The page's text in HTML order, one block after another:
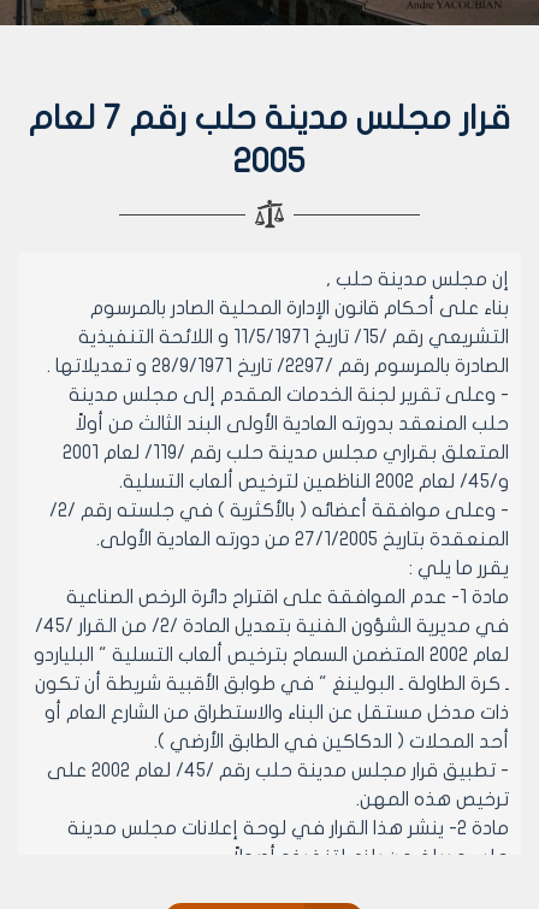
قرار مجلس مدينة حلب رقم 7 لعام
2005
إن مجلس مدينة حلب ,
بناء على أحكام قانون الإدارة المحلية الصادر بالمرسوم
التشريعي رقم /15/ تاريخ 11/5/1971 و اللائحة التنفيذية
الصادرة بالمرسوم رقم /2297/ تاريخ 28/9/1971 و تعديلاتها .
- وعلى تقرير لجنة الخدمات المقدم إلى مجلس مدينة
حلب المنعقد بدورته العادية الأولى البند الثالث من أولاً
المتعلق بقراري مجلس مدينة حلب رقم /119/ لعام 2001
و/45/ لعام 2002 الناظمين لترخيص ألعاب التسلية.
- وعلى موافقة أعضائه ( بالأكثرية ) في جلسته رقم /2/
المنعقدة بتاريخ 27/1/2005 من دورته العادية الأولى.
يقرر ما يلي :
مادة 1- عدم الموافقة على اقتراح دائرة الرخص الصناعية
في مديرية الشؤون الفنية بتعديل المادة /2/ من القرار /45/
لعام 2002 المتضمن السماح بترخيص ألعاب التسلية " البلياردو
ـ كرة الطاولة ـ البولينغ " في طوابق الأقبية شريطة أن تكون
ذات مدخل مستقل عن البناء والاستطراق من الشارع العام أو
أحد المحلات ( الدكاكين في الطابق الأرضي ).
- تطبيق قرار مجلس مدينة حلب رقم /45/ لعام 2002 على
ترخيص هذه المهن.
مادة 2- ينشر هذا القرار في لوحة إعلانات مجلس مدينة
حلب و يبلغ من يلزم لتنفيذه أصولاً